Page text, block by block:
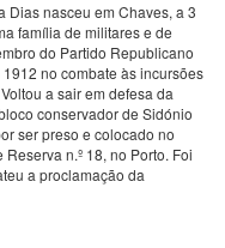
Dias nasceu em Chaves, a 3
família de militares e de
do Partido Republicano
no combate às incursões
a sair em defesa da
conservador de Sidónio
ser preso e colocado no
n.º 18, no Porto. Foi
a proclamação da